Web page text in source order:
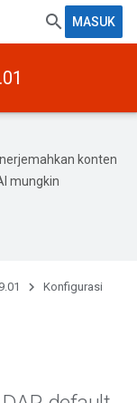
MASUK
konten
mungkin
Konfigurasi